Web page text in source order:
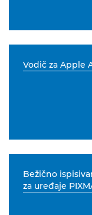
Vodič za Apple
Bežično
za uređaje